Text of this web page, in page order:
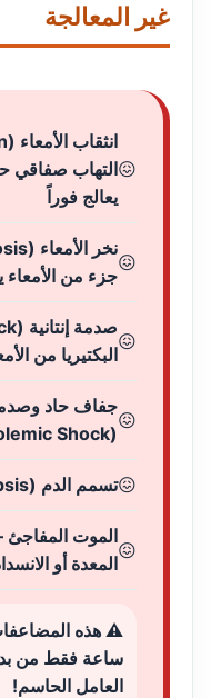
غير المعالجة
يعالج فوراً
جزء من الأمعاء
البكتيريا من
جفاف حاد
(Hypovolemic Shock)
تسمم الدم (Sepsis) وفشل متعدد الأعضاء
الموت المفاجئ
المعدة أو
ساعة فقط من
العامل الحاسم!